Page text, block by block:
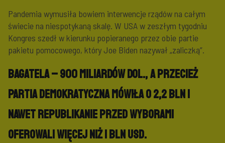
Pandemia wymusiła bowiem interwencje rządów na całym
świecie na niespotykaną skalę. W USA w zeszłym tygodniu
Kongres szedł w kierunku popieranego przez obie partie
pakietu pomocowego, który Joe Biden nazywał „zaliczką”.
Bagatela – 900 miliardów dol., a przecież
Partia Demokratyczna mówiła o 2,2 bln i
nawet Republikanie przed wyborami
oferowali więcej niż 1 bln USD.